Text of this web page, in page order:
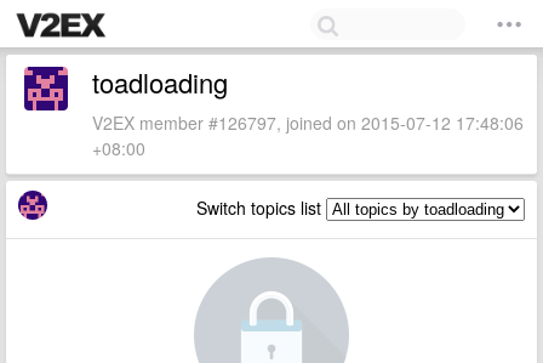
toadloading
V2EX member #126797, joined on 2015-07-12 17:48:06
+08:00
Switch topics list